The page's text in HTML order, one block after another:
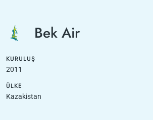
Bek Air
KURULUŞ
2011
ÜLKE
Kazakistan